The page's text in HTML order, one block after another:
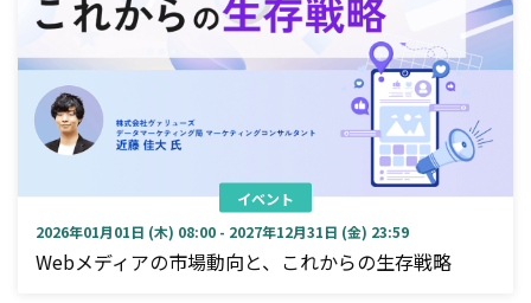
イベント
2026年01月01日 (木) 08:00 - 2027年12月31日 (金) 23:59
Webメディアの市場動向と、これからの生存戦略